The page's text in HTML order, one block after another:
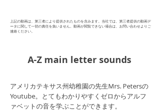
上記の動画は、第三者により提供されたものを含みます。当社では、第三者提供の動画デ
ータに関して一切の責任を負いません。動画が閲覧できない場合は、お問い合わせよりご
連絡ください。
A-Z main letter sounds
アメリカテキサス州幼稚園の先生Mrs. Petersの
Youtube​。とてもわかりやすくゼロからアルフ
ァベットの音を学ぶことができます。